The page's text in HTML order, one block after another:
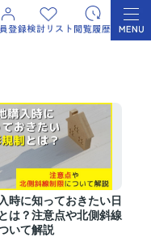
時に知っておきたい日
は？注意点や北側斜線
いて解説